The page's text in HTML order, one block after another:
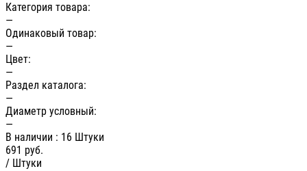
Категория товара:
—
Одинаковый товар:
—
Цвет:
—
Раздел каталога:
—
Диаметр условный:
—
В наличии : 16 Штуки
691 руб.
/ Штуки